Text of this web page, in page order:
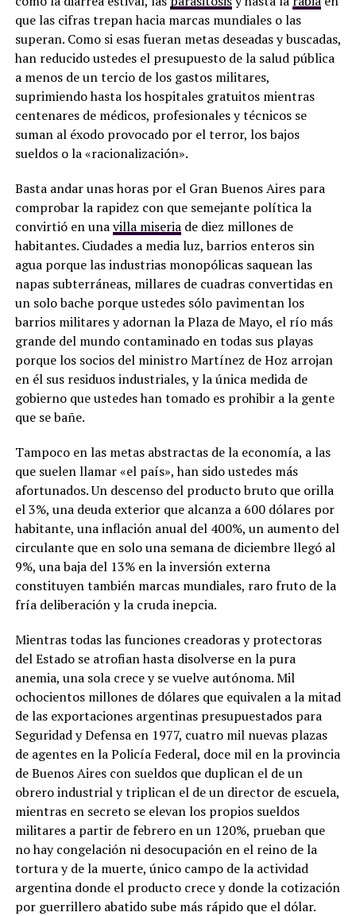
que las cifras trepan hacia marcas mundiales o las
superan. Como si esas fueran metas deseadas y buscadas,
han reducido ustedes el presupuesto de la salud pública
a menos de un tercio de los gastos militares,
suprimiendo hasta los hospitales gratuitos mientras
centenares de médicos, profesionales y técnicos se
suman al éxodo provocado por el terror, los bajos
sueldos o la «racionalización».
Basta andar unas horas por el Gran Buenos Aires para
comprobar la rapidez con que semejante política la
convirtió en unavilla miseriade diez millones de
habitantes. Ciudades a media luz, barrios enteros sin
agua porque las industrias monopólicas saquean las
napas subterráneas, millares de cuadras convertidas en
un solo bache porque ustedes sólo pavimentan los
barrios militares y adornan la Plaza de Mayo, el río más
grande del mundo contaminado en todas sus playas
porque los socios del ministro Martínez de Hoz arrojan
en él sus residuos industriales, y la única medida de
gobierno que ustedes han tomado es prohibir a la gente
que se bañe.
Tampoco en las metas abstractas de la economía, a las
que suelen llamar «el país», han sido ustedes más
afortunados. Un descenso del producto bruto que orilla
el 3%, una deuda exterior que alcanza a 600 dólares por
habitante, una inflación anual del 400%, un aumento del
circulante que en solo una semana de diciembre llegó al
9%, una baja del 13% en la inversión externa
constituyen también marcas mundiales, raro fruto de la
fría deliberación y la cruda inepcia.
Mientras todas las funciones creadoras y protectoras
del Estado se atrofian hasta disolverse en la pura
anemia, una sola crece y se vuelve autónoma. Mil
ochocientos millones de dólares que equivalen a la mitad
de las exportaciones argentinas presupuestados para
Seguridad y Defensa en 1977, cuatro mil nuevas plazas
de agentes en la Policía Federal, doce mil en la provincia
de Buenos Aires con sueldos que duplican el de un
obrero industrial y triplican el de un director de escuela,
mientras en secreto se elevan los propios sueldos
militares a partir de febrero en un 120%, prueban que
no hay congelación ni desocupación en el reino de la
tortura y de la muerte, único campo de la actividad
argentina donde el producto crece y donde la cotización
por guerrillero abatido sube más rápido que el dólar.